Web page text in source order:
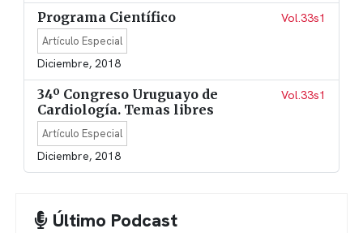
Programa Científico Vol.33s1
Artículo Especial
Diciembre, 2018
34º Congreso Uruguayo de
Cardiología. Temas libres
Vol.33s1
Artículo Especial
Diciembre, 2018
Último Podcast